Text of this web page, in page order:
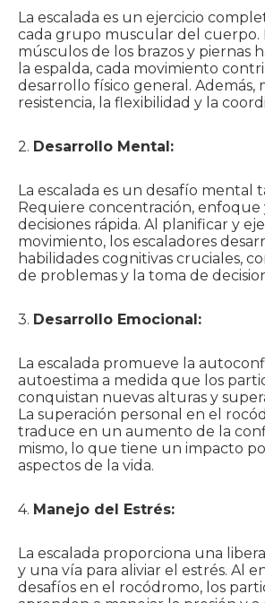
La escalada es un ejercicio
cada grupo muscular del cuerpo.
músculos de los brazos y piernas
la espalda, cada movimiento
desarrollo físico general. Además,
resistencia, la flexibilidad y la
2. Desarrollo Mental:
La escalada es un desafío mental
Requiere concentración, enfoque
decisiones rápida. Al planificar y
movimiento, los escaladores
habilidades cognitivas cruciales,
de problemas y la toma de
3. Desarrollo Emocional:
La escalada promueve la
autoestima a medida que los
conquistan nuevas alturas y
La superación personal en el
traduce en un aumento de la
mismo, lo que tiene un impacto
aspectos de la vida.
4. Manejo del Estrés:
La escalada proporciona una
y una vía para aliviar el estrés. Al
desafíos en el rocódromo, los